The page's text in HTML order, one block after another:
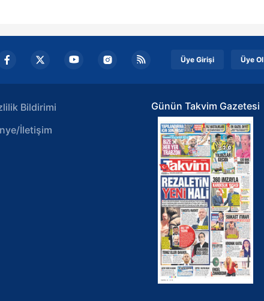
Üye Girişi Üye Ol
Bildirimi
İletişim
Günün Takvim Gazetesi